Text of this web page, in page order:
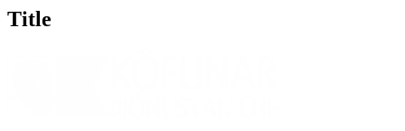
view
Title